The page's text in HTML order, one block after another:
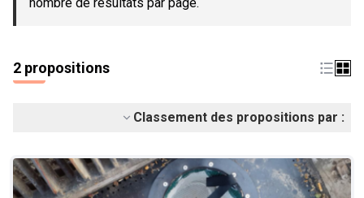
2 propositions
Classement des propositions par :